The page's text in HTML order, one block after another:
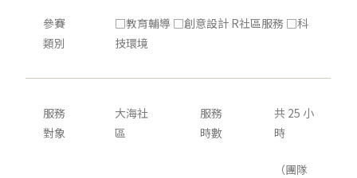
參賽
類別
□教育輔導 □創意設計 R社區服務 □科
技環境
服務
對象
大海社
區
服務
時數
共 25 小
時
（團隊